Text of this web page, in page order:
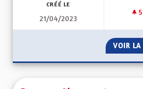
CRÉÉ LE
21/04/2023
VOIR LA